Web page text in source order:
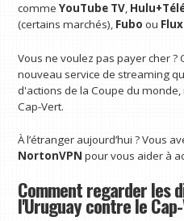
commeYouTube TV,
(certains marchés), Fubo ou
Vous ne voulez pas payer cher ?
nouveau service de streaming
d'actions de la Coupe du
Cap-Vert.
À l’étranger aujourd’hui ? Vous
NortonVPN pour vous aider à
Comment regarder les
l'Uruguay contre le